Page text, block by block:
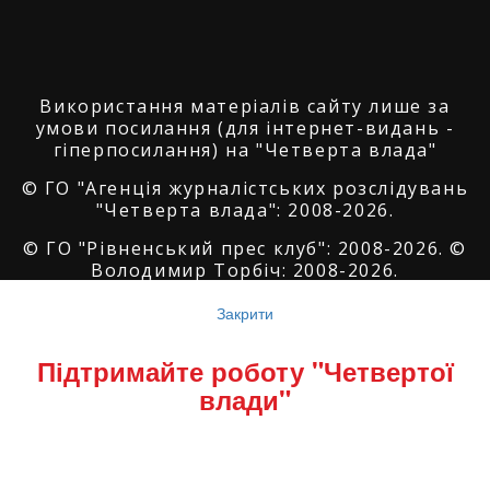
Використання матеріалів сайту лише за
умови посилання (для інтернет-видань -
гіперпосилання) на "Четверта влада"
© ГО "Агенція журналістських розслідувань
"Четверта влада": 2008-2026.
© ГО "Рівненський прес клуб": 2008-2026. ©
Володимир Торбіч: 2008-2026.
SoftGroup
Reserved
Закрити
Підтримайте роботу "Четвертої
влади"